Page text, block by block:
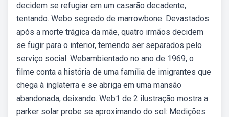
decidem se refugiar em um casarão decadente,
tentando. Webo segredo de marrowbone. Devastados
após a morte trágica da mãe, quatro irmãos decidem
se fugir para o interior, temendo ser separados pelo
serviço social. Webambientado no ano de 1969, o
filme conta a história de uma família de imigrantes que
chega à inglaterra e se abriga em uma mansão
abandonada, deixando. Web1 de 2 ilustração mostra a
parker solar probe se aproximando do sol: Medições